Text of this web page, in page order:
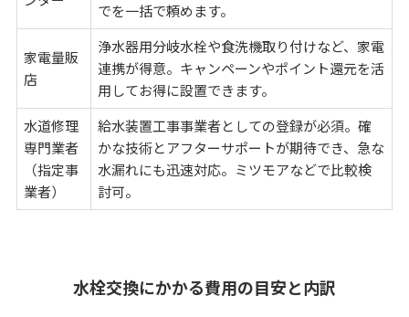
でを一括で頼めます。
家電量販
店
浄水器用分岐水栓や食洗機取り付けなど、家電
連携が得意。キャンペーンやポイント還元を活
用してお得に設置できます。
水道修理
専門業者
（指定事
業者）
給水装置工事事業者としての登録が必須。確
かな技術とアフターサポートが期待でき、急な
水漏れにも迅速対応。ミツモアなどで比較検
討可。
水栓交換にかかる費用の目安と内訳